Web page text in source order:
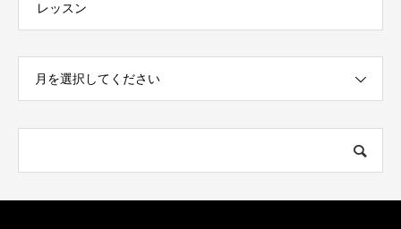
レッスン
月を選択してください